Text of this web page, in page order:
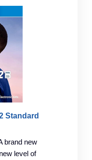
Standard
brand new
level of